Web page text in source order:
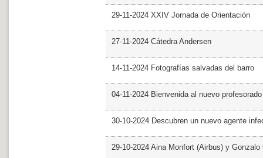
29-11-2024 XXIV Jornada de Orientación
27-11-2024 Cátedra Andersen
14-11-2024 Fotografías salvadas del barro
04-11-2024 Bienvenida al nuevo profesorado
30-10-2024 Descubren un nuevo agente
29-10-2024 Aina Monfort (Airbus) y